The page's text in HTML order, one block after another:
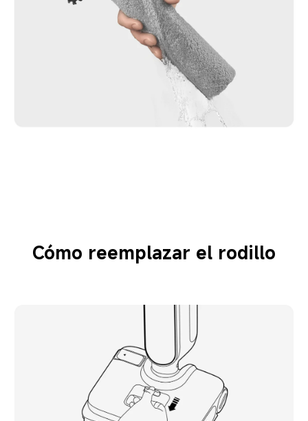
Cómo reemplazar el rodillo